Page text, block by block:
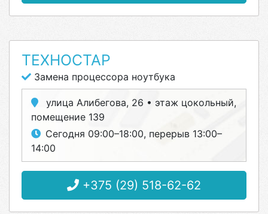
ТЕХНОСТАР
Замена процессора ноутбука
улица Алибегова, 26 • этаж цокольный,
помещение 139
Сегодня 09:00–18:00, перерыв 13:00–
14:00
+375 (29) 518-62-62